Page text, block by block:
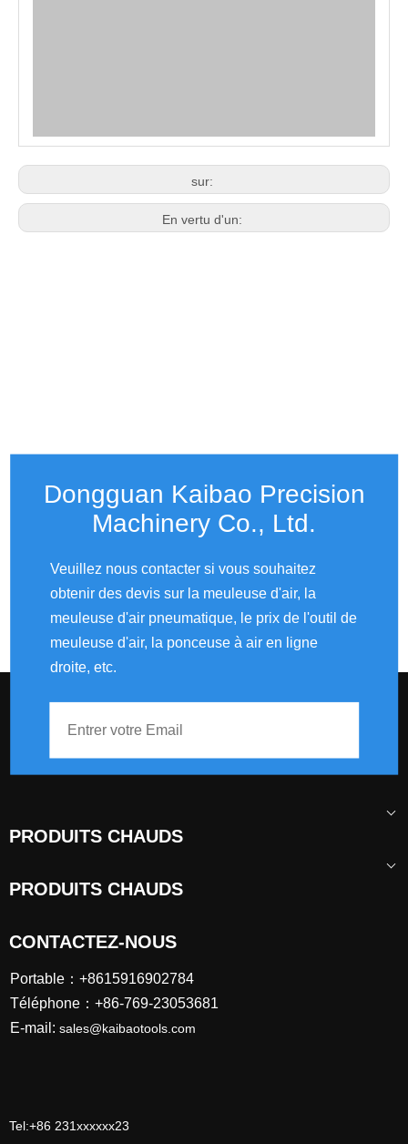
sur:
En vertu d'un:
Dongguan Kaibao Precision
Machinery Co., Ltd.​​​​​​​
Veuillez nous contacter si vous souhaitez
obtenir des devis sur la meuleuse d'air, la
meuleuse d'air pneumatique, le prix de l'outil de
meuleuse d'air, la ponceuse à air en ligne
droite, etc.
PRODUITS CHAUDS
PRODUITS CHAUDS
CONTACTEZ-NOUS
Portable：+8615916902784
Téléphone：+86-769-23053681
E-mail: sales@kaibaotools.com
Tel:+86 231xxxxxx23